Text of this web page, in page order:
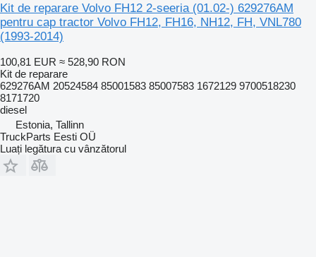
Kit de reparare Volvo FH12 2-seeria (01.02-) 629276AM
pentru cap tractor Volvo FH12, FH16, NH12, FH, VNL780
(1993-2014)
100,81 EUR ≈ 528,90 RON
Kit de reparare
629276AM 20524584 85001583 85007583 1672129 9700518230
8171720
diesel
Estonia, Tallinn
TruckParts Eesti OÜ
Luați legătura cu vânzătorul